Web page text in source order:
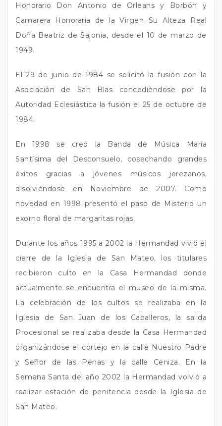
Honorario Don Antonio de Orleans y Borbón y
Camarera Honoraria de la Virgen Su Alteza Real
Doña Beatriz de Sajonia, desde el 10 de marzo de
1949.
El 29 de junio de 1984 se solicitó la fusión con la
Asociación de San Blas concediéndose por la
Autoridad Eclesiástica la fusión el 25 de octubre de
1984.
En 1998 se creó la Banda de Música María
Santísima del Desconsuelo, cosechando grandes
éxitos gracias a jóvenes músicos jerezanos,
disolviéndose en Noviembre de 2007. Como
novedad en 1998 presentó el paso de Misterio un
exorno floral de margaritas rojas.
Durante los años 1995 a 2002 la Hermandad vivió el
cierre de la Iglesia de San Mateo, los titulares
recibieron culto en la Casa Hermandad donde
actualmente se encuentra el museo de la misma.
La celebración de los cultos se realizaba en la
Iglesia de San Juan de los Caballeros, la salida
Procesional se realizaba desde la Casa Hermandad
organizándose el cortejo en la calle Nuestro Padre
y Señor de las Penas y la calle Ceniza. En la
Semana Santa del año 2002 la Hermandad volvió a
realizar estación de penitencia desde la Iglesia de
San Mateo.